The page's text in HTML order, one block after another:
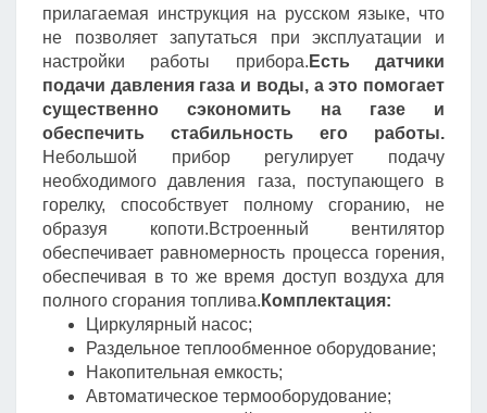
прилагаемая инструкция на русском языке, что
не позволяет запутаться при эксплуатации и
настройки работы прибора. Есть датчики
подачи давления газа и воды, а это помогает
существенно сэкономить на газе и
обеспечить стабильность его работы.
Небольшой прибор регулирует подачу
необходимого давления газа, поступающего в
горелку, способствует полному сгоранию, не
образуя копоти.Встроенный вентилятор
обеспечивает равномерность процесса горения,
обеспечивая в то же время доступ воздуха для
полного сгорания топлива. Комплектация:
Циркулярный насос;
Раздельное теплообменное оборудование;
Накопительная емкость;
Автоматическое термооборудование;